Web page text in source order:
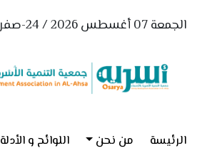
الجمعة 07 أغسطس 2026 / 24-صفر-1448
الرئيسة من نحن اللوائح و الأدلة